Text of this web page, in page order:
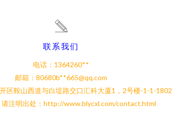
联系我们
电话：1364260**
邮箱：80680b**665@qq.com
区鞍山西道与白堤路交口汇科大厦1，2号楼-1-1-1802
请注明出处：http://www.blycxl.com/contact.html